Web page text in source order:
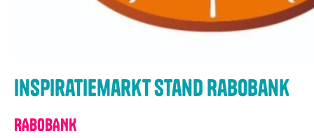
Inspiratiemarkt stand Rabobank
RABOBANK